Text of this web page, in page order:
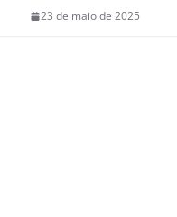
23 de maio de 2025